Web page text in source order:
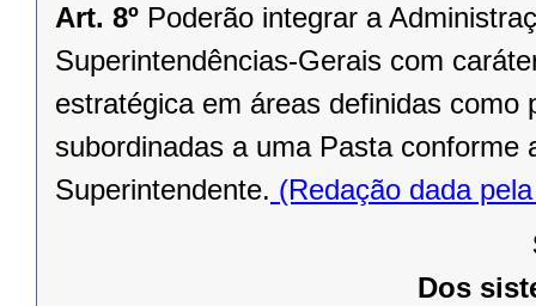
Art. 8º Poderão integrar a
Superintendências-Gerais com
estratégica em áreas definidas
subordinadas a uma Pasta
Superintendente. (Redação dada
Dos